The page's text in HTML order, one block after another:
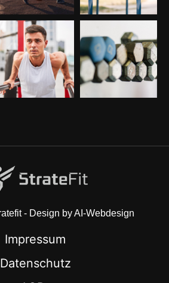
- Design by AI-Webdesign
Impressum
Datenschutz